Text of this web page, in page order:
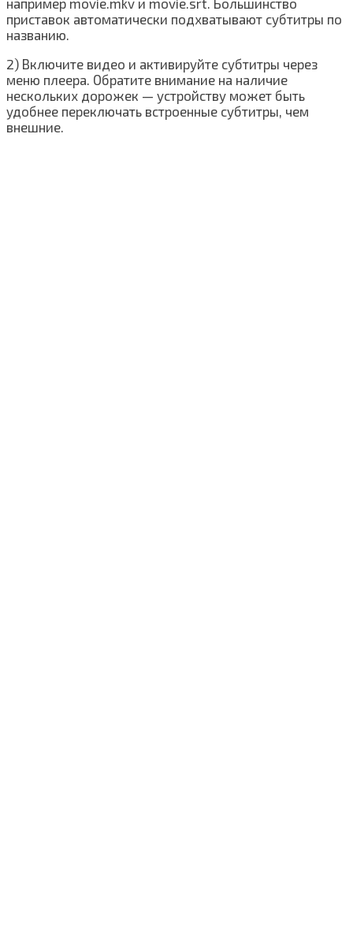
например movie.mkv и movie.srt. Большинство
приставок автоматически подхватывают субтитры по
названию.
2) Включите видео и активируйте субтитры через
меню плеера. Обратите внимание на наличие
нескольких дорожек — устройству может быть
удобнее переключать встроенные субтитры, чем
внешние.